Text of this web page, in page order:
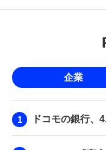
企業
ドコモの銀行、